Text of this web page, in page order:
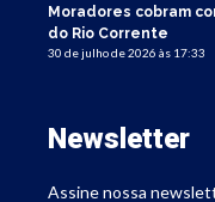
Moradores cobram
do Rio Corrente
30 de julho de 2026 às 17:33
Newsletter
Assine nossa